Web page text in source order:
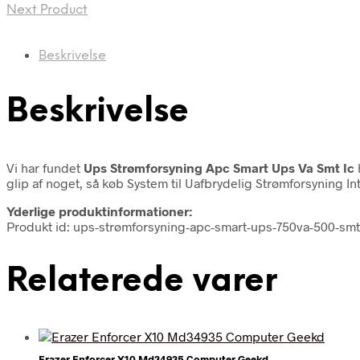
Next Product
Beskrivelse
Beskrivelse
Vi har fundet Ups Strømforsyning Apc Smart Ups Va Smt Ic
glip af noget, så køb System til Uafbrydelig Strømforsyning
Yderlige produktinformationer:
Produkt id: ups-strømforsyning-apc-smart-ups-750va-500-
Relaterede varer